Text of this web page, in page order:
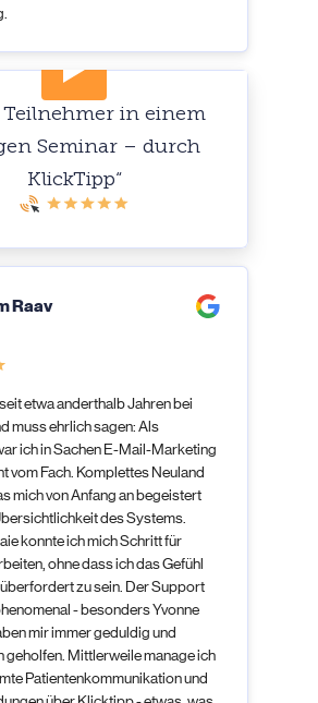
Teilnehmer in einem
Seminar – durch
KlickTipp“
Raav
etwa anderthalb Jahren bei
muss ehrlich sagen: Als
ich in Sachen E-Mail-Marketing
vom Fach. Komplettes Neuland
mich von Anfang an begeistert
des Systems.
konnte ich mich Schritt für
ohne dass ich das Gefühl
zu sein. Der Support
- besonders Yvonne
mir immer geduldig und
geholfen. Mittlerweile manage ich
Patientenkommunikation und